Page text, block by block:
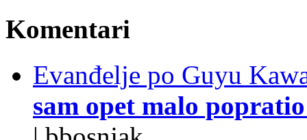
Komentari
Evanđelje po Guyu
sam opet malo